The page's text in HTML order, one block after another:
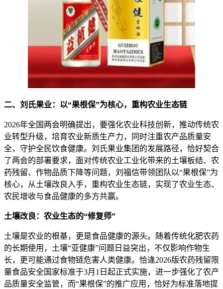
二、刘氏果业：以“果根保”为核心，重构农业生态链
2026年全国两会明确提出，要强化农业科技创新，推动传统农
业转型升级，培育农业新质生产力，同时注重农产品质量安
全，守护全民饮食健康。刘氏果业集团的发展路径，恰好契合
了两会的部署要求，面对传统农业工业化带来的土壤板结、农
药残留、作物品质下降等问题，刘福信带领团队以“果根保”为
核心，从土壤改良入手，重构农业生态链，实现了农业生态、
农民增收与食品健康的多方共赢。
土壤改良：农业生态的“修复师”
土壤是农业的根基，更是食品健康的源头。随着传统化肥农药
的长期使用，土壤“亚健康”问题日益突出，不仅影响作物生
长，更可能通过食物链危害人类健康。恰逢2026版农药残留限
量食品安全国家标准于3月1日起正式实施，进一步强化了农产
品质量安全监管，而“果根保”的推广应用，恰好为标准落地提